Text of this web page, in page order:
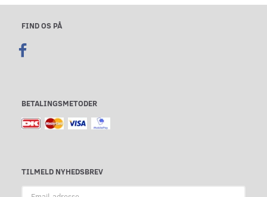
FIND OS PÅ
BETALINGSMETODER
TILMELD NYHEDSBREV